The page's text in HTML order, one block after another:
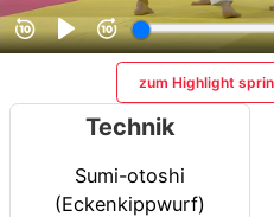
zum Highlight
Technik
Sumi-otoshi
(Eckenkippwurf)